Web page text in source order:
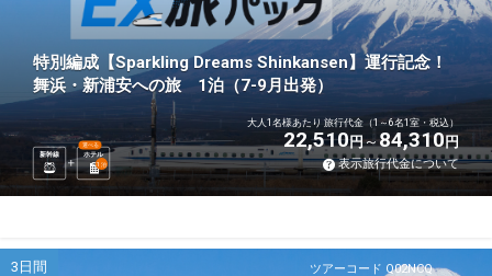
特別編成【Sparkling Dreams Shinkansen】運行記念！
舞浜・新浦安への旅 1泊（7-9月出発）
新幹線 ホテル
選べる
1 泊
大人1名様あたり 旅行代金（1～6名1室・税込）
22,510円 84,310円
表示旅行代金について
ツアーコード Q02NCQ
3日間